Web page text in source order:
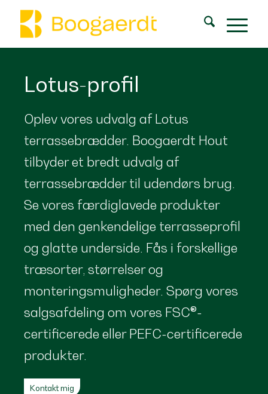
Lotus-profil
Oplev vores udvalg af Lotus
terrassebrædder. Boogaerdt Hout
tilbyder et bredt udvalg af
terrassebrædder til udendørs brug.
Se vores færdiglavede produkter
med den genkendelige terrasseprofil
og glatte underside. Fås i forskellige
træsorter, størrelser og
monteringsmuligheder. Spørg vores
salgsafdeling om vores FSC®-
certificerede eller PEFC-certificerede
produkter.
Kontakt mig